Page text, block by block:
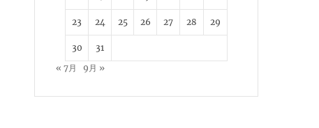
23 24 25 26 27 28 29
30
31
« 7月
9月 »